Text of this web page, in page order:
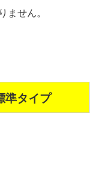
せん。
準タイプ